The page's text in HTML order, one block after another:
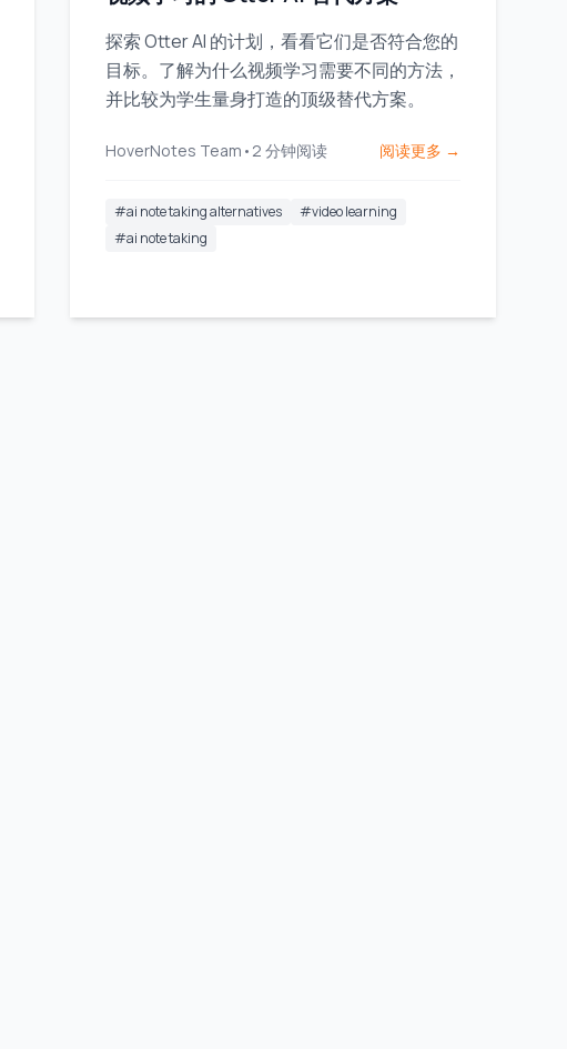
探索 Otter AI 的计划，看看它们是否符合您的
目标。了解为什么视频学习需要不同的方法，
并比较为学生量身打造的顶级替代方案。
HoverNotes Team • 2 分钟阅读 阅读更多 →
#ai note taking alternatives #video learning
#ai note taking